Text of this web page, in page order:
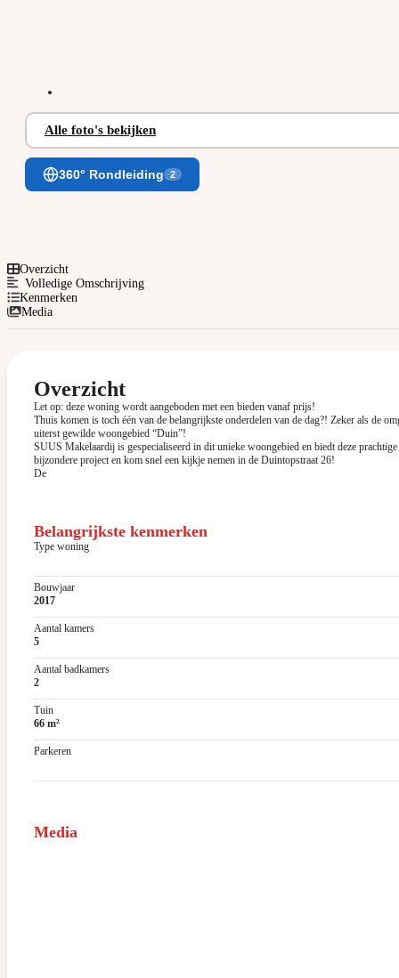
Alle foto's bekijken
360° Rondleiding 2
Overzicht
Volledige Omschrijving
Kenmerken
Media
Overzicht
Let op: deze woning wordt aangeboden met een bieden vanaf prijs!
Thuis komen is toch één van de belangrijkste onderdelen van de dag?! Zeker als de
uiterst gewilde woongebied “Duin”!
SUUS Makelaardij is gespecialiseerd in dit unieke woongebied en biedt deze
bijzondere project en kom snel een kijkje nemen in de Duintopstraat 26!
De
Belangrijkste kenmerken
Type woning
Bouwjaar
2017
Aantal kamers
5
Aantal badkamers
2
Tuin
66 m²
Parkeren
Media